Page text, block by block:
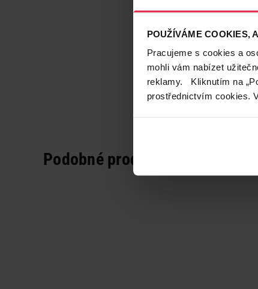
POUŽÍVÁME COOKIES,
Pracujeme s cookies a
mohli vám nabízet
reklamy. Kliknutím na
prostřednictvím cookies.
Podobné produkty